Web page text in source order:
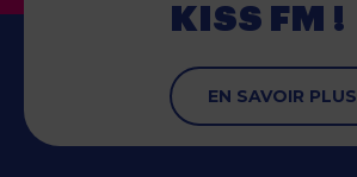
KISS FM !
EN SAVOIR PLUS